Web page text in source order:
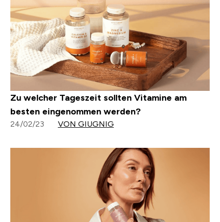
Zu welcher Tageszeit sollten Vitamine am
besten eingenommen werden?
24/02/23 VON GIUGNIG